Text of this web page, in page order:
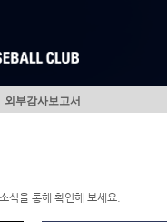
외부감사보고서
식을 통해 확인해 보세요.